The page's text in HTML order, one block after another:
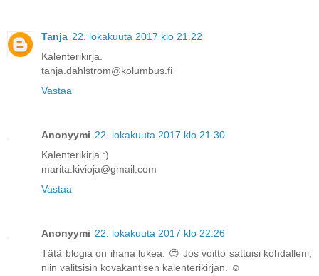
Tanja 22. lokakuuta 2017 klo 21.22
Kalenterikirja.
tanja.dahlstrom@kolumbus.fi
Vastaa
Anonyymi 22. lokakuuta 2017 klo 21.30
Kalenterikirja :)
marita.kivioja@gmail.com
Vastaa
Anonyymi 22. lokakuuta 2017 klo 22.26
Tätä blogia on ihana lukea. 😍 Jos voitto sattuisi kohdalleni,
niin valitsisin kovakantisen kalenterikirjan. ☺️